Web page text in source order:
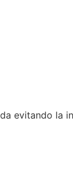
evitando la